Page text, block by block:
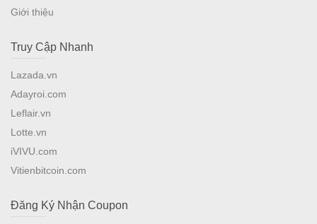
Giới thiệu
Truy Cập Nhanh
Lazada.vn
Adayroi.com
Leflair.vn
Lotte.vn
iVIVU.com
Vitienbitcoin.com
Đăng Ký Nhận Coupon